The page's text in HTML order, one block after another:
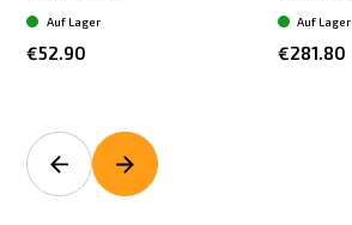
€52.90
Auf Lager
€281.80
Auf Lager